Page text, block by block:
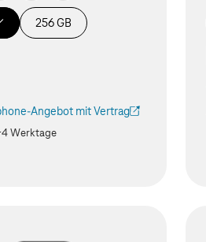
256 GB
Angebot mit Vertrag
in einem neuen Tab geöffnet)
Werktage